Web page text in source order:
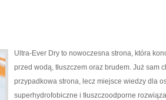
Ultra-Ever Dry to nowoczesna strona, która
przed wodą, tłuszczem oraz brudem. Już sam
przypadkowa strona, lecz miejsce wiedzy dla
superhydrofobiczne i tłuszczoodporne